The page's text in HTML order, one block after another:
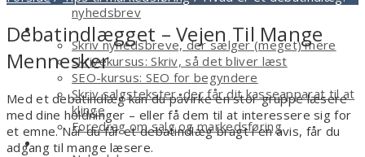
nyhedsbrev
Kurser
Skriv nyhedsbreve, der sælger (meget) mere
Skrivekursus: Skriv, så det bliver læst
SEO-kursus: SEO for begyndere
Skriv salgstekster, der får dit kasseapparat til at
klinge
Foredrag om salg og markedsføring
Tekstforfatter
Debatindlægget – Vejen Til Mange
Mennesker
Med et debatindlæg kan du påvirke en stor gruppe læsere
med dine holdninger – eller få dem til at interessere sig for
et emne. Når du får et debatindlæg bragt i en avis, får du
adgang til mange læsere.